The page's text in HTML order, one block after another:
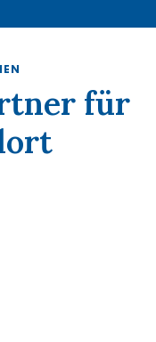
für